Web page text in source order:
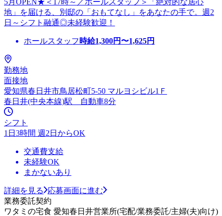
地」を届ける、別邸の「おもてなし」をあなたの手で。週2
日～シフト融通◎未経験歓迎！
ホールスタッフ 時給1,300円〜1,625円
勤務地
面接地
愛知県春日井市鳥居松町5-50 マルヨシビル1Ｆ
春日井(中央本線)駅 自動車8分
シフト
1日3時間 週2日からOK
交通費支給
未経験OK
まかないあり
詳細を見る
応募画面に進む
業務委託契約
ワタミの宅食 愛知春日井営業所(宅配/業務委託/主婦(夫)向け)